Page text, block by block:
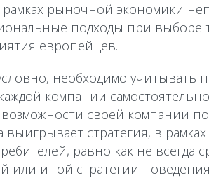
рамках рыночной экономики
подходы при выборе
европейцев.
необходимо учитывать
компании
своей компании
стратегия, в
равно как не всегда
или иной стратегии